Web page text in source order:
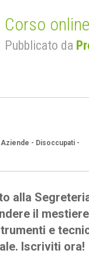
Corso
Pubblicato da
- Disoccupati -
alla
il
e
Iscriviti ora!